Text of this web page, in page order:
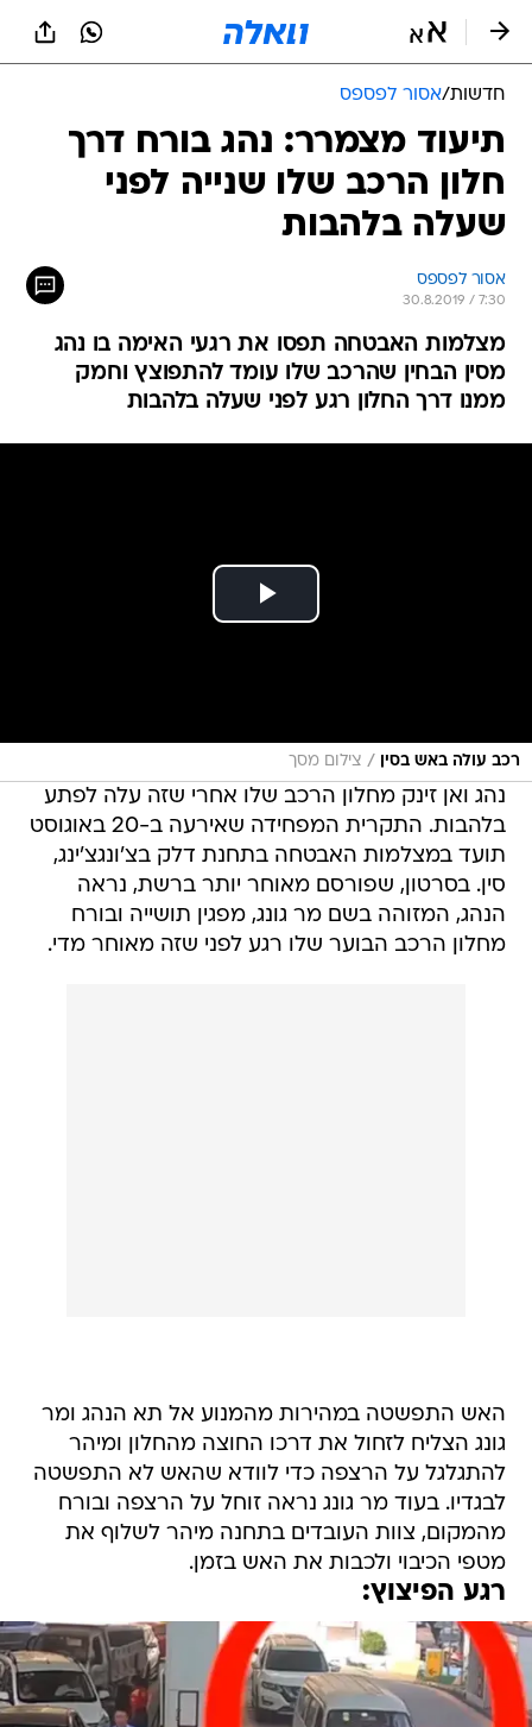
חדשות/אסור לפספס
תיעוד מצמרר: נהג בורח דרך
חלון הרכב שלו שנייה לפני
שעלה בלהבות
אסור לפספס
30.8.2019 / 7:30
מצלמות האבטחה תפסו את רגעי האימה בו נהג
מסין הבחין שהרכב שלו עומד להתפוצץ וחמק
ממנו דרך החלון רגע לפני שעלה בלהבות
רכב עולה באש בסין / צילום מסך
נהג ואן זינק מחלון הרכב שלו אחרי שזה עלה לפתע
בלהבות. התקרית המפחידה שאירעה ב-20 באוגוסט
תועד במצלמות האבטחה בתחנת דלק בצ'ונגצ'ינג,
סין. בסרטון, שפורסם מאוחר יותר ברשת, נראה
הנהג, המזוהה בשם מר גונג, מפגין תושייה ובורח
מחלון הרכב הבוער שלו רגע לפני שזה מאוחר מדי.
האש התפשטה במהירות מהמנוע אל תא הנהג ומר
גונג הצליח לזחול את דרכו החוצה מהחלון ומיהר
להתגלגל על הרצפה כדי לוודא שהאש לא התפשטה
לבגדיו. בעוד מר גונג נראה זוחל על הרצפה ובורח
מהמקום, צוות העובדים בתחנה מיהר לשלוף את
מטפי הכיבוי ולכבות את האש בזמן.
רגע הפיצוץ: